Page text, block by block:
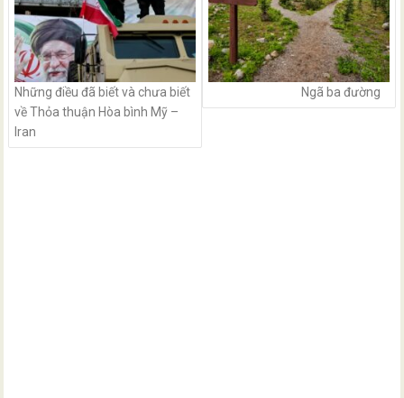
Những điều đã biết và chưa biết
về Thỏa thuận Hòa bình Mỹ –
Iran
Ngã ba đường